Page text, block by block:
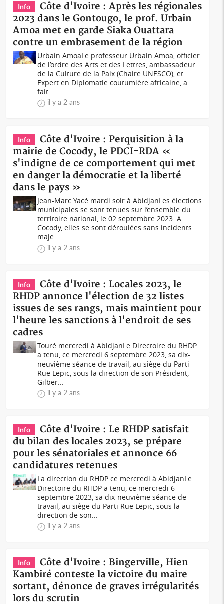
Info
Côte d'Ivoire : Après les régionales
2023 dans le Gontougo, le prof. Urbain
Amoa met en garde Siaka Ouattara
contre un embrasement de la région
Urbain AmoaLe professeur Urbain Amoa, officier
de l’ordre des Arts et des Lettres, ambassadeur
de la Culture de la Paix (Chaire UNESCO), et
Expert en Diplomatie coutumière africaine, a
fait...
il y a 2 ans
Info
Côte d'Ivoire : Perquisition à la
mairie de Cocody, le PDCI-RDA «
s'indigne de ce comportement qui met
en danger la démocratie et la liberté
dans le pays »
Jean-Marc Yacé mardi soir à AbidjanLes élections
municipales se sont tenues sur l’ensemble du
territoire national, le 02 septembre 2023. A
Cocody, elles se sont déroulées sans incidents
maje...
il y a 2 ans
Info
Côte d'Ivoire : Locales 2023, le
RHDP annonce l'élection de 32 listes
issues de ses rangs, mais maintient pour
l'heure les sanctions à l'endroit de ses
cadres
Touré mercredi à AbidjanLe Directoire du RHDP
a tenu, ce mercredi 6 septembre 2023, sa dix-
neuvième séance de travail, au siège du Parti
Rue Lepic, sous la direction de son Président,
Gilber...
il y a 2 ans
Info
Côte d'Ivoire : Le RHDP satisfait
du bilan des locales 2023, se prépare
pour les sénatoriales et annonce 66
candidatures retenues
La direction du RHDP ce mercredi à AbidjanLe
Directoire du RHDP a tenu, ce mercredi 6
septembre 2023, sa dix-neuvième séance de
travail, au siège du Parti Rue Lepic, sous la
direction de son...
il y a 2 ans
Info
Côte d'Ivoire : Bingerville, Hien
Kambiré conteste la victoire du maire
sortant, dénonce de graves irrégularités
lors du scrutin